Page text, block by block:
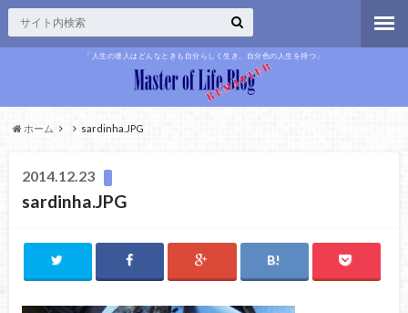
「人生の達人はどんなときも自分らしく生き、自分色の人生を持つ」
ホーム sardinha.JPG
2014.12.23
sardinha.JPG